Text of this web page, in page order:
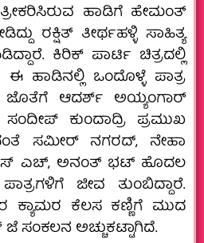
ಹಾಡಿಗೆ ಹೇಮಂತ್
ರಕ್ಷಿತ್ ತೀರ್ಥಹಳ್ಳಿ ಸಾಹಿತ್ಯ
ಕಿರಿಕ್ ಪಾರ್ಟಿ ಚಿತ್ರದಲ್ಲಿ
ಹಾಡಿನಲ್ಲಿ ಒಂದೊಳ್ಳೆ ಪಾತ್ರ
ಜೊತೆಗೆ ಆದರ್ಶ್ ಅಯ್ಯಂಗಾರ್
ಕುಂದಾದ್ರಿ ಪ್ರಮುಖ
ಸಮೀರ್ ನಗರದ್, ನೇಹಾ
ಎಚ್, ಅನಂತ್ ಭಟ್ ಹೊದಲ
ಜೀವ ತುಂಬಿದ್ದಾರೆ.
ಕ್ಯಾಮರ ಕೆಲಸ ಕಣ್ಣಿಗೆ ಮುದ
ಸಂಕಲನ ಅಚ್ಚುಕಟ್ಟಾಗಿದೆ.